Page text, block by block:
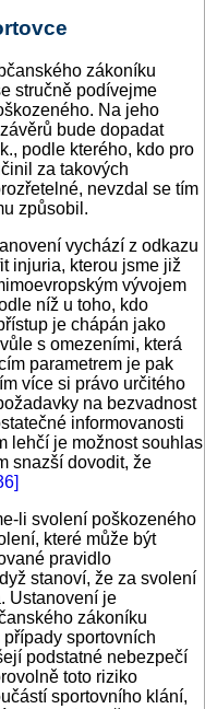
zákoníku
stručně podívejme
Na jeho
bude dopadat
podle kterého, kdo pro
za takových
nevzdal se tím
způsobil.
vychází z odkazu
injuria, kterou jsme již
vývojem
níž u toho, kdo
je chápán jako
s omezeními, která
parametrem je pak
více si právo určitého
na bezvadnost
informovanosti
lehčí je možnost souhlas
snazší dovodit, že
li svolení poškozeného
které může být
pravidlo
stanoví, že za svolení
Ustanovení je
zákoníku
sportovních
podstatné nebezpečí
toto riziko
sportovního klání,